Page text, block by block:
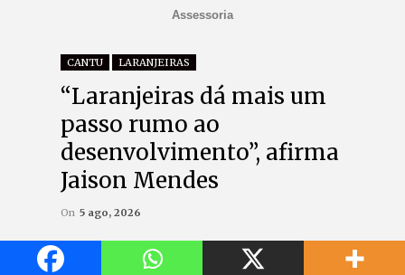
Assessoria
CANTU LARANJEIRAS
“Laranjeiras dá mais um
passo rumo ao
desenvolvimento”, afirma
Jaison Mendes
On 5 ago, 2026